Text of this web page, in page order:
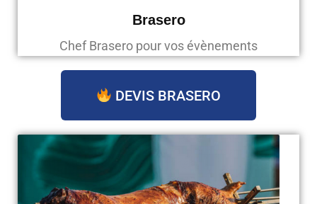
Brasero
Chef Brasero pour vos évènements
DEVIS BRASERO